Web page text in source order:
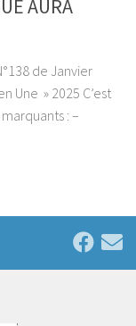
AURA
de Janvier
Une » 2025 C’est
: –